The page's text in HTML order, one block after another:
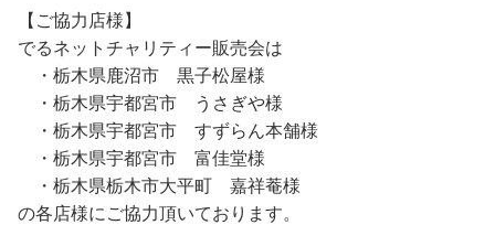
【ご協力店様】
でるネットチャリティー販売会は
・栃木県鹿沼市 黒子松屋様
・栃木県宇都宮市 うさぎや様
・栃木県宇都宮市 すずらん本舗様
・栃木県宇都宮市 富佳堂様
・栃木県栃木市大平町 嘉祥菴様
の各店様にご協力頂いております。